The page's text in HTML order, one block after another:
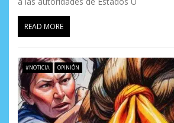
READ MORE
#NOTICIA OPINIÓN